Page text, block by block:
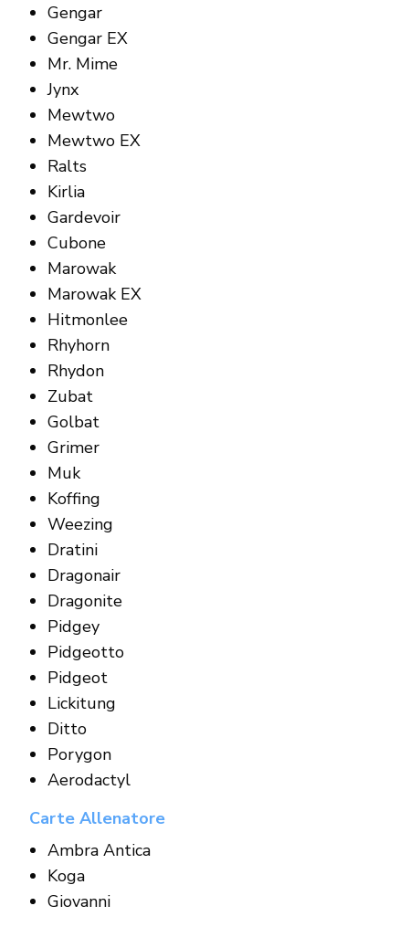
Gengar
Gengar EX
Mr. Mime
Jynx
Mewtwo
Mewtwo EX
Ralts
Kirlia
Gardevoir
Cubone
Marowak
Marowak EX
Hitmonlee
Rhyhorn
Rhydon
Zubat
Golbat
Grimer
Muk
Koffing
Weezing
Dratini
Dragonair
Dragonite
Pidgey
Pidgeotto
Pidgeot
Lickitung
Ditto
Porygon
Aerodactyl
Carte Allenatore
Ambra Antica
Koga
Giovanni